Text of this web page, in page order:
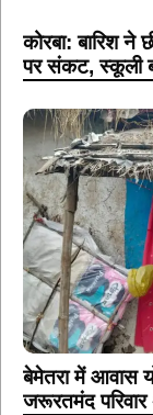
कोरबा: बारिश ने
पर संकट, स्कूली
बेमेतरा में आवास
जरूरतमंद